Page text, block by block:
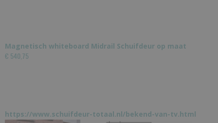
Magnetisch whiteboard Midrail Schuifdeur op maat
€ 540,75
https://www.schuifdeur-totaal.nl/bekend-van-tv.html